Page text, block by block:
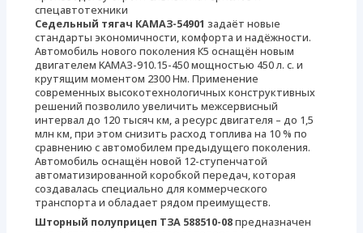
спецавтотехники
Седельный тягач КАМАЗ-54901 задаёт новые
стандарты экономичности, комфорта и надёжности.
Автомобиль нового поколения К5 оснащён новым
двигателем KAMAЗ-910.15-450 мощностью 450 л. с. и
крутящим моментом 2300 Нм. Применение
современных высокотехнологичных конструктивных
решений позволило увеличить межсервисный
интервал до 120 тысяч км, а ресурс двигателя – до 1,5
млн км, при этом снизить расход топлива на 10 % по
сравнению с автомобилем предыдущего поколения.
Автомобиль оснащён новой 12-ступенчатой
автоматизированной коробкой передач, которая
создавалась специально для коммерческого
транспорта и обладает рядом преимуществ.
Шторный полуприцеп ТЗА 588510-08предназначен